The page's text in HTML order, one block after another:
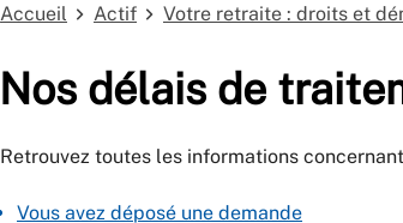
Accueil Actif Votre retraite : droits et
Nos délais de
Retrouvez toutes les informations
Vous avez déposé une demande